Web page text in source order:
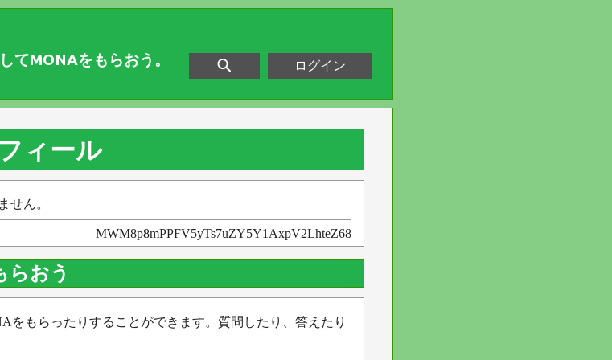
てMONAをもらおう。 ログイン
ィール
せん。
MWM8p8mPPFV5yTs7uZY5Y1AxpV2LhteZ68
らおう
をもらったりすることができます。質問したり、答えたり